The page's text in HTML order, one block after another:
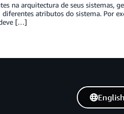
na arquitectura de seus sistemas,
atributos do sistema. Por
[…]
English